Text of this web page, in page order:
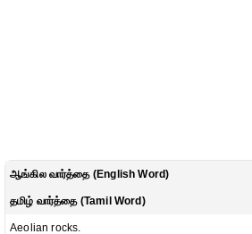
ஆங்கில வார்த்தை (English Word)
தமிழ் வார்த்தை (Tamil Word)
Aeolian rocks.